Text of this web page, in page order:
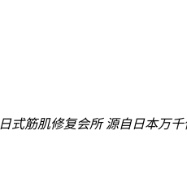
日式筋肌修复会所源自日本万千